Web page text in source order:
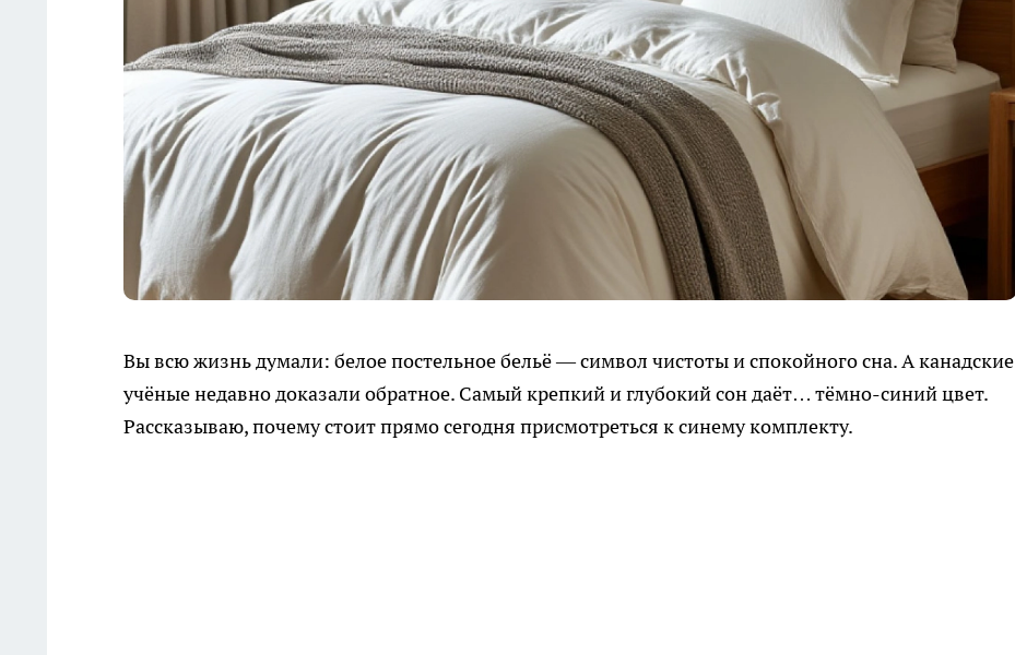
Вы всю жизнь думали: белое постельное бельё — символ чистоты и спокойного сна. А канадские
учёные недавно доказали обратное. Самый крепкий и глубокий сон даёт… тёмно-синий цвет.
Рассказываю, почему стоит прямо сегодня присмотреться к синему комплекту.